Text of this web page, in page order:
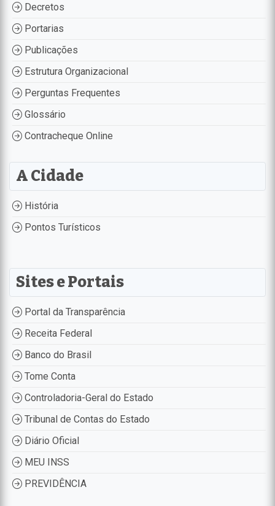
Decretos
Portarias
Publicações
Estrutura Organizacional
Perguntas Frequentes
Glossário
Contracheque Online
A Cidade
História
Pontos Turísticos
Sites e Portais
Portal da Transparência
Receita Federal
Banco do Brasil
Tome Conta
Controladoria-Geral do Estado
Tribunal de Contas do Estado
Diário Oficial
MEU INSS
PREVIDÊNCIA